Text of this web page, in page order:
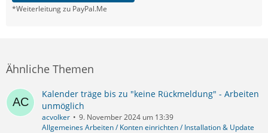
*Weiterleitung zu PayPal.Me
Ähnliche Themen
Kalender träge bis zu "keine Rückmeldung" - Arbeiten
unmöglich
acvolker
9. November 2024 um 13:39
Allgemeines Arbeiten / Konten einrichten / Installation & Update